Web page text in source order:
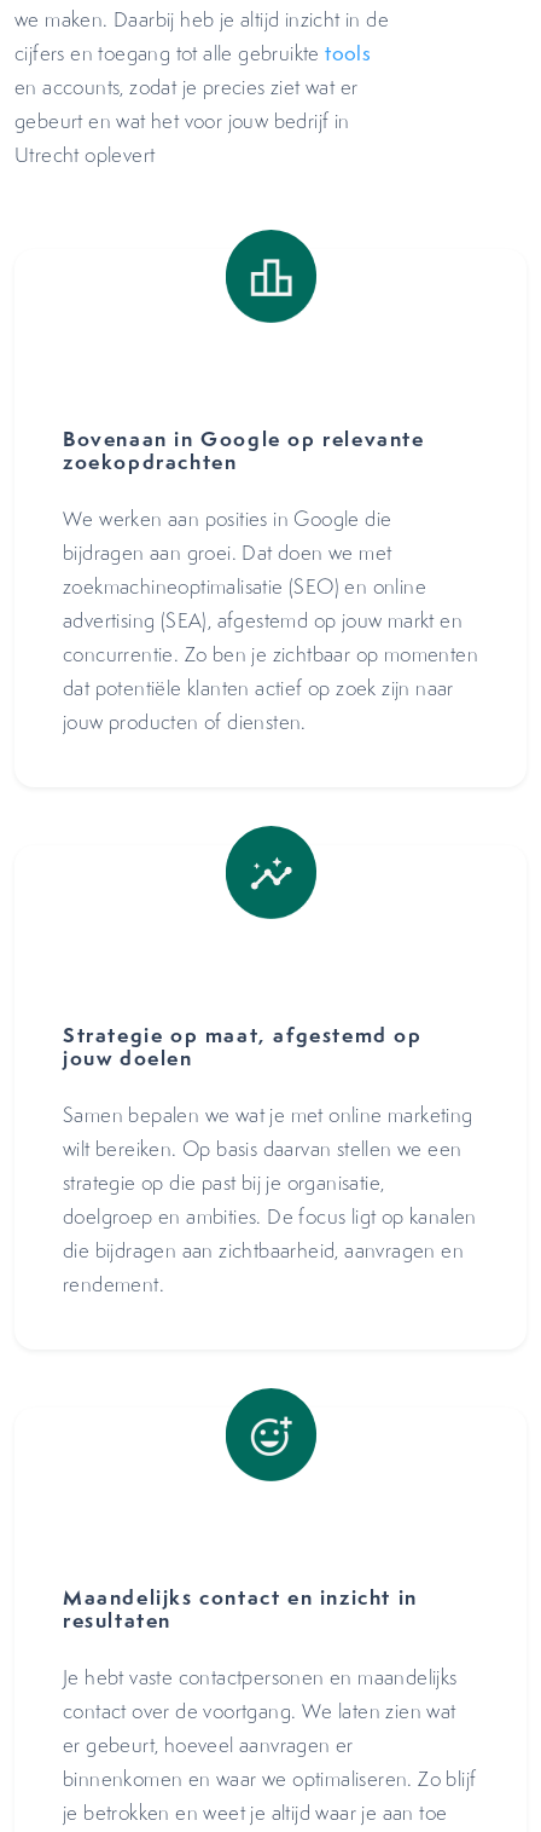
we maken. Daarbij heb je altijd inzicht in de
cijfers en toegang tot alle gebruiktetools
en accounts, zodat je precies ziet wat er
gebeurt en wat het voor jouw bedrijf in
Utrecht oplevert
Bovenaan in Google op relevante
zoekopdrachten
We werken aan posities in Google die
bijdragen aan groei. Dat doen we met
zoekmachineoptimalisatie (SEO) en online
advertising (SEA), afgestemd op jouw markt en
concurrentie. Zo ben je zichtbaar op momenten
dat potentiële klanten actief op zoek zijn naar
jouw producten of diensten.
Strategie op maat, afgestemd op
jouw doelen
Samen bepalen we wat je met online marketing
wilt bereiken. Op basis daarvan stellen we een
strategie op die past bij je organisatie,
doelgroep en ambities. De focus ligt op kanalen
die bijdragen aan zichtbaarheid, aanvragen en
rendement.
Maandelijks contact en inzicht in
resultaten
Je hebt vaste contactpersonen en maandelijks
contact over de voortgang. We laten zien wat
er gebeurt, hoeveel aanvragen er
binnenkomen en waar we optimaliseren. Zo blijf
je betrokken en weet je altijd waar je aan toe